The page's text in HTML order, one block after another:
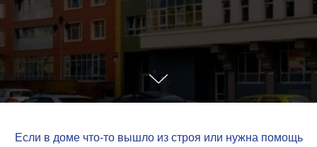
Если в доме что-то вышло из строя или нужна помощь